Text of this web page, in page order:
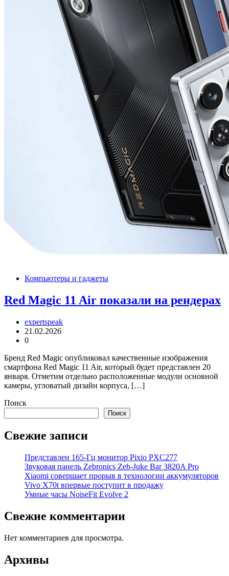
Компьютеры и гаджеты
Red Magic 11 Air показали на рендерах
expertspeak
21.02.2026
0
Бренд Red Magic опубликовал качественные изображения
смартфона Red Magic 11 Air, который будет представлен 20
января. Отметим отдельно расположенные модули основной
камеры, угловатый дизайн корпуса, […]
Поиск
Поиск
Свежие записи
Представлен 165-Гц монитор Pixio PXC277
Звуковая панель Zebronics Zeb-Juke Bar 3820A Pro
Xiaomi совершает прорыв в технологии аккумуляторов
Vivo X70t впервые поступит в продажу
Умные часы NoiseFit Evolve 2
Свежие комментарии
Нет комментариев для просмотра.
Архивы